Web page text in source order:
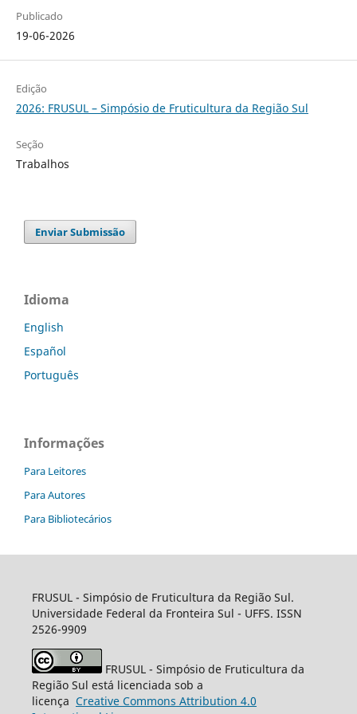
Publicado
19-06-2026
Edição
2026: FRUSUL – Simpósio de Fruticultura da Região Sul
Seção
Trabalhos
Enviar Submissão
Idioma
English
Español
Português
Informações
Para Leitores
Para Autores
Para Bibliotecários
FRUSUL - Simpósio de Fruticultura da Região Sul.
Universidade Federal da Fronteira Sul - UFFS. ISSN
2526-9909
FRUSUL - Simpósio de Fruticultura da
Região Sul está licenciada sob a
licença Creative Commons Attribution 4.0